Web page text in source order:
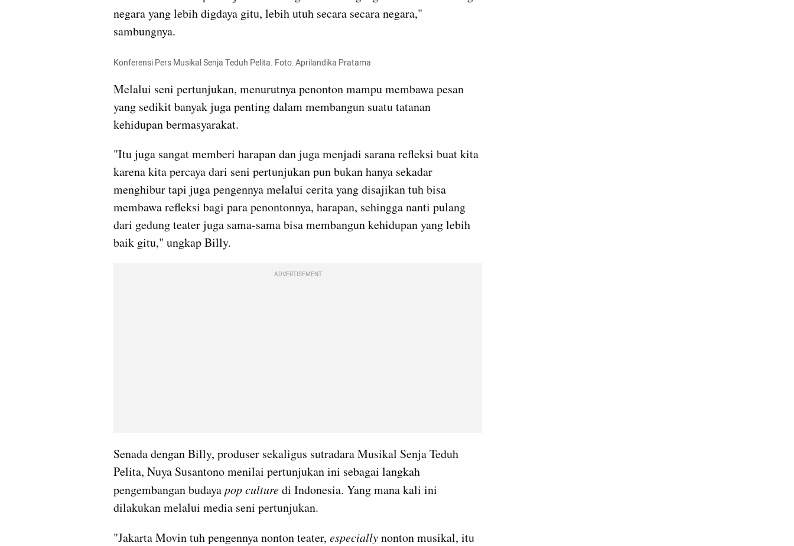
negara yang lebih digdaya gitu, lebih utuh secara secara negara,"
sambungnya.
Konferensi Pers Musikal Senja Teduh Pelita. Foto: Aprilandika Pratama
Melalui seni pertunjukan, menurutnya penonton mampu membawa pesan
yang sedikit banyak juga penting dalam membangun suatu tatanan
kehidupan bermasyarakat.
"Itu juga sangat memberi harapan dan juga menjadi sarana refleksi buat kita
karena kita percaya dari seni pertunjukan pun bukan hanya sekadar
menghibur tapi juga pengennya melalui cerita yang disajikan tuh bisa
membawa refleksi bagi para penontonnya, harapan, sehingga nanti pulang
dari gedung teater juga sama-sama bisa membangun kehidupan yang lebih
baik gitu," ungkap Billy.
ADVERTISEMENT
Senada dengan Billy, produser sekaligus sutradara Musikal Senja Teduh
Pelita, Nuya Susantono menilai pertunjukan ini sebagai langkah
pengembangan budaya pop culture di Indonesia. Yang mana kali ini
dilakukan melalui media seni pertunjukan.
"Jakarta Movin tuh pengennya nonton teater, especially nonton musikal, itu